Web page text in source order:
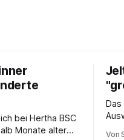
bei Hertha BSC
Monate alter
Von